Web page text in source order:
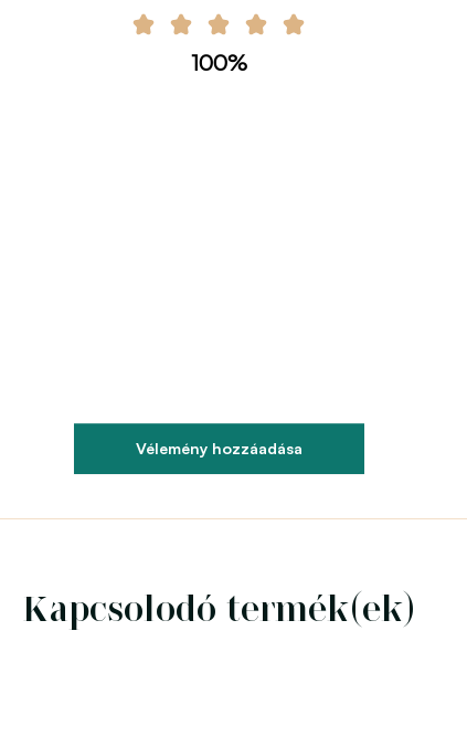
100%
Vélemény hozzáadása
Kapcsolodó termék(ek)